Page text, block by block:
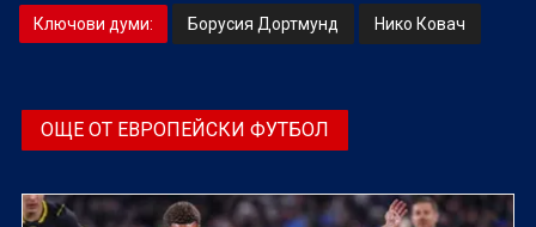
Ключови думи: Борусия Дортмунд Нико Ковач
ОЩЕ ОТ ЕВРОПЕЙСКИ ФУТБОЛ